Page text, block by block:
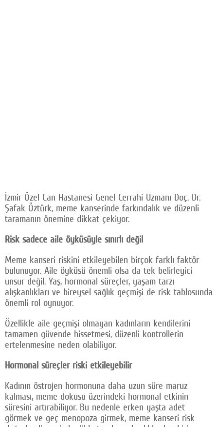
İzmir Özel Can Hastanesi Genel Cerrahi Uzmanı Doç. Dr.
Şafak Öztürk, meme kanserinde farkındalık ve düzenli
taramanın önemine dikkat çekiyor.
Risk sadece aile öyküsüyle sınırlı değil
Meme kanseri riskini etkileyebilen birçok farklı faktör
bulunuyor. Aile öyküsü önemli olsa da tek belirleyici
unsur değil. Yaş, hormonal süreçler, yaşam tarzı
alışkanlıkları ve bireysel sağlık geçmişi de risk tablosunda
önemli rol oynuyor.
Özellikle aile geçmişi olmayan kadınların kendilerini
tamamen güvende hissetmesi, düzenli kontrollerin
ertelenmesine neden olabiliyor.
Hormonal süreçler riski etkileyebilir
Kadının östrojen hormonuna daha uzun süre maruz
kalması, meme dokusu üzerindeki hormonal etkinin
süresini artırabiliyor. Bu nedenle erken yaşta adet
görmek ve geç menopoza girmek, meme kanseri risk